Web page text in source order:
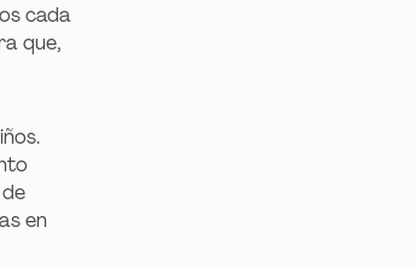
cada
que,
en